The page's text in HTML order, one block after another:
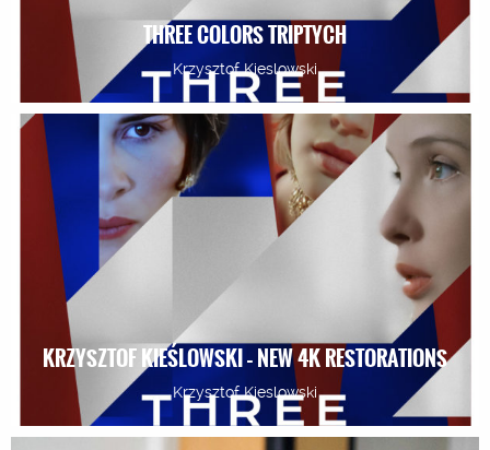
THREE COLORS TRIPTYCH
Krzysztof Kieslowski
KRZYSZTOF KIEŚLOWSKI – NEW 4K RESTORATIONS
Krzysztof Kieslowski